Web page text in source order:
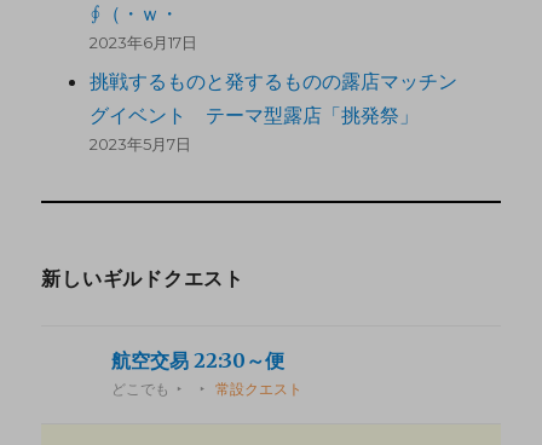
∮（・ｗ・
2023年6月17日
挑戦するものと発するものの露店マッチン
グイベント テーマ型露店「挑発祭」
2023年5月7日
新しいギルドクエスト
航空交易 22:30～便
どこでも 常設クエスト